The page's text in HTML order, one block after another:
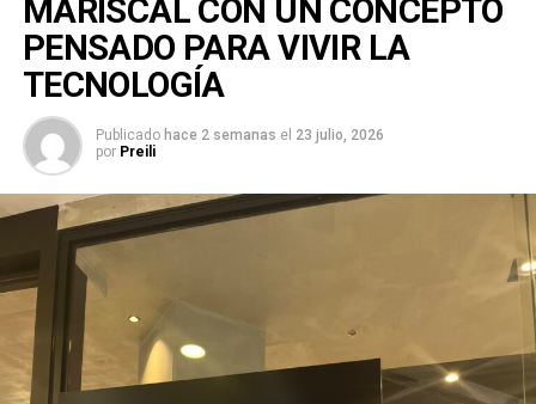
MARISCAL CON UN CONCEPTO
PENSADO PARA VIVIR LA
TECNOLOGÍA
Publicado hace 2 semanas el 23 julio, 2026
por Preili